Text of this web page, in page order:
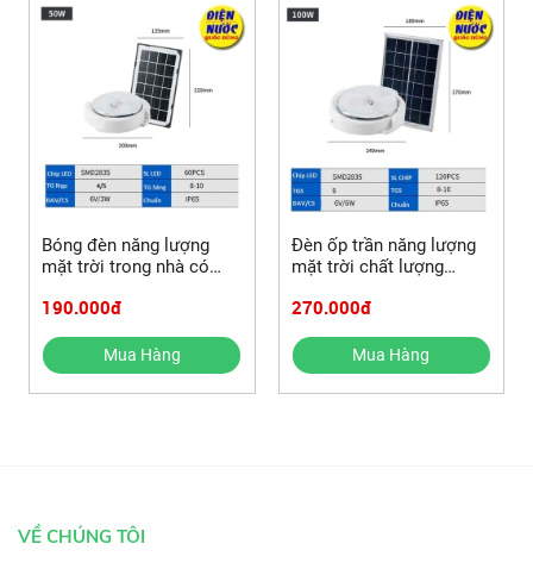
Bóng đèn năng lượng
mặt trời trong nhà có
190.000đ
Mua Hàng
Đèn ốp trần năng lượng
mặt trời chất lượng
270.000đ
Mua Hàng
VỀ CHÚNG TÔI